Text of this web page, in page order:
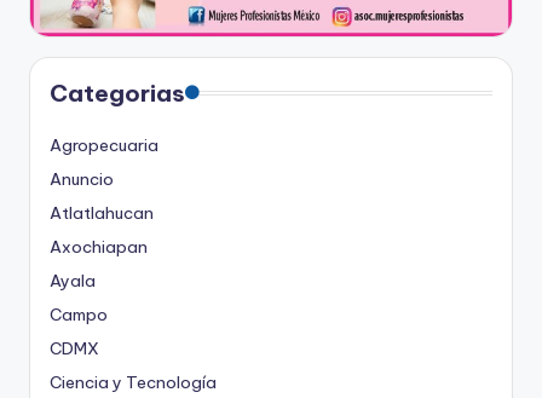
Categorias
Agropecuaria
Anuncio
Atlatlahucan
Axochiapan
Ayala
Campo
CDMX
Ciencia y Tecnología